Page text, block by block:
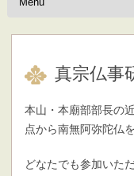
真宗仏事
本山・本廟部部長の
点から南無阿弥陀仏
どなたでも参加いた